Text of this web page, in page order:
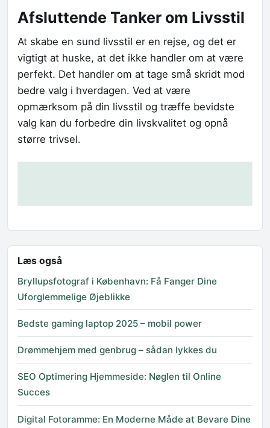
Afsluttende Tanker om Livsstil
At skabe en sund livsstil er en rejse, og det er
vigtigt at huske, at det ikke handler om at være
perfekt. Det handler om at tage små skridt mod
bedre valg i hverdagen. Ved at være
opmærksom på din livsstil og træffe bevidste
valg kan du forbedre din livskvalitet og opnå
større trivsel.
Læs også
Bryllupsfotograf i København: Få Fanger Dine
Uforglemmelige Øjeblikke
Bedste gaming laptop 2025 – mobil power
Drømmehjem med genbrug – sådan lykkes du
SEO Optimering Hjemmeside: Nøglen til Online
Succes
Digital Fotoramme: En Moderne Måde at Bevare Dine